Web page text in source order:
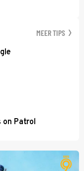
MEER TIPS
on Patrol